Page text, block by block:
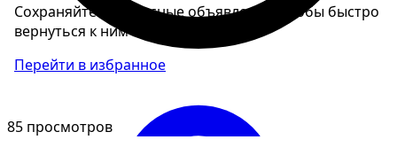
Сохраняйте интересные объявления, чтобы быстро
вернуться к ним позже.
Перейти в избранное
85 просмотров